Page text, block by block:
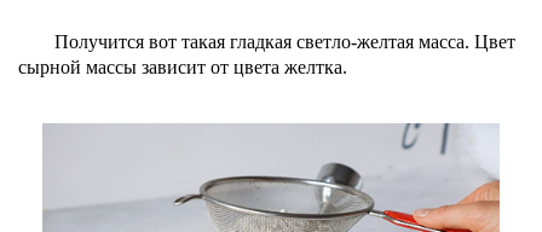
Получится вот такая гладкая светло-желтая масса. Цвет
сырной массы зависит от цвета желтка.